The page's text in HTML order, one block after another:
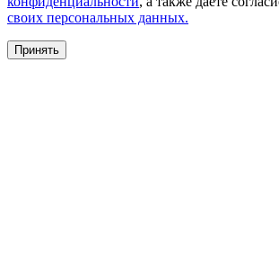
своих персональных данных.
Принять